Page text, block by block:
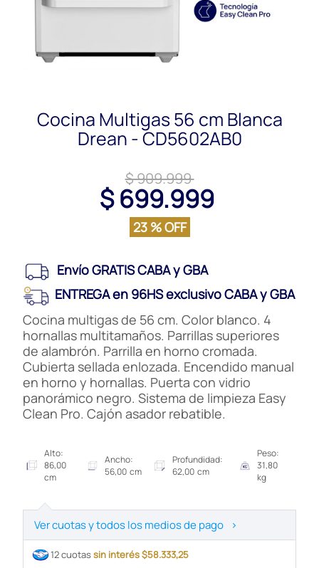
Cocina Multigas 56 cm Blanca
Drean - CD5602AB0
$ 909.999
$ 699.999
23 % OFF
Envío GRATIS CABA y GBA
ENTREGA en 96HS exclusivo CABA y GBA
Cocina multigas de 56 cm. Color blanco. 4
hornallas multitamaños. Parrillas superiores
de alambrón. Parrilla en horno cromada.
Cubierta sellada enlozada. Encendido manual
en horno y hornallas. Puerta con vidrio
panorámico negro. Sistema de limpieza Easy
Clean Pro. Cajón asador rebatible.
Alto:
86,00
cm
Ancho:
56,00 cm
Profundidad:
62,00 cm
Peso:
31,80
kg
Ver cuotas y todos los medios de pago >
12 cuotassin interés $58.333,25